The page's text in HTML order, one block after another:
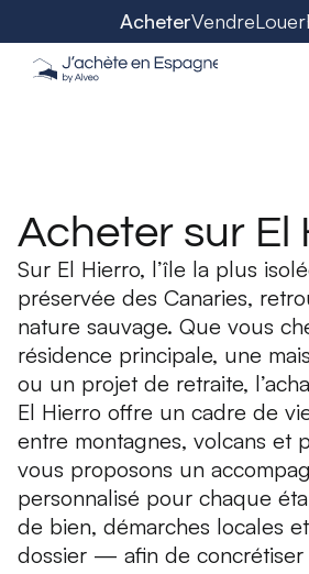
AcheterVendreLouer
Acheter sur El
Sur El Hierro, l’île la plus
préservée des Canaries,
nature sauvage. Que vous
résidence principale, une
ou un projet de retraite,
El Hierro offre un cadre de
entre montagnes, volcans et
vous proposons un
personnalisé pour chaque
de bien, démarches locales
dossier — afin de